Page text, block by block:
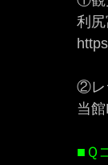
利
②レ
当
■Ｑ